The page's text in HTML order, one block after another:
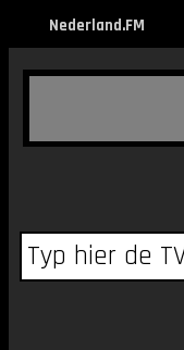
Nederland.FM